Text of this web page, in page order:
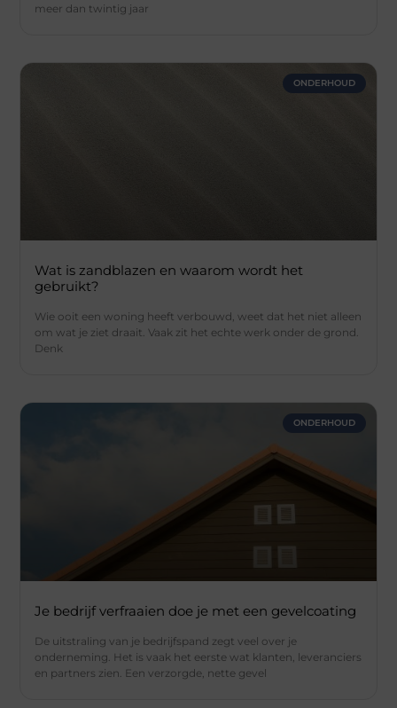
meer dan twintig jaar
ONDERHOUD
Wat is zandblazen en waarom wordt het
gebruikt?
Wie ooit een woning heeft verbouwd, weet dat het niet alleen
om wat je ziet draait. Vaak zit het echte werk onder de grond.
Denk
ONDERHOUD
Je bedrijf verfraaien doe je met een gevelcoating
De uitstraling van je bedrijfspand zegt veel over je
onderneming. Het is vaak het eerste wat klanten, leveranciers
en partners zien. Een verzorgde, nette gevel